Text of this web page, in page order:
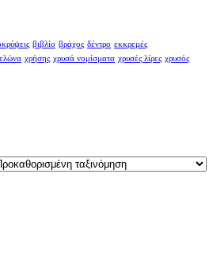
βιβλίο βράχος δέντρο εκκρεμές
χρήσης χρυσά νομίσματα χρυσές λίρες χρυσός